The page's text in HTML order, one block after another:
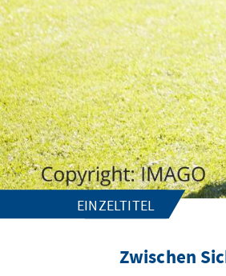
EINZELTITEL
Zwischen